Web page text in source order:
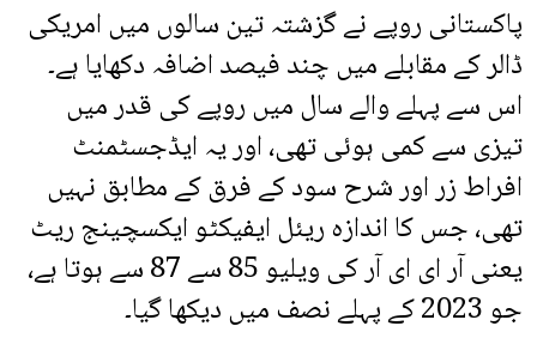
پاکستانی روپے نے گزشتہ تین سالوں میں امریکی
ڈالر کے مقابلے میں چند فیصد اضافہ دکھایا ہے۔
اس سے پہلے والے سال میں روپے کی قدر میں
تیزی سے کمی ہوئی تھی، اور یہ ایڈجسٹمنٹ
افراط زر اور شرح سود کے فرق کے مطابق نہیں
تھی، جس کا اندازہ ریئل ایفیکٹو ایکسچینج ریٹ
یعنی آر ای ای آر کی ویلیو 85 سے 87 سے ہوتا ہے،
جو 2023 کے پہلے نصف میں دیکھا گیا۔